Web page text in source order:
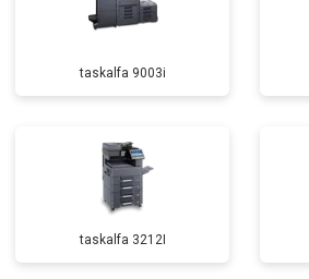
taskalfa 9003i
taskalfa 3212I